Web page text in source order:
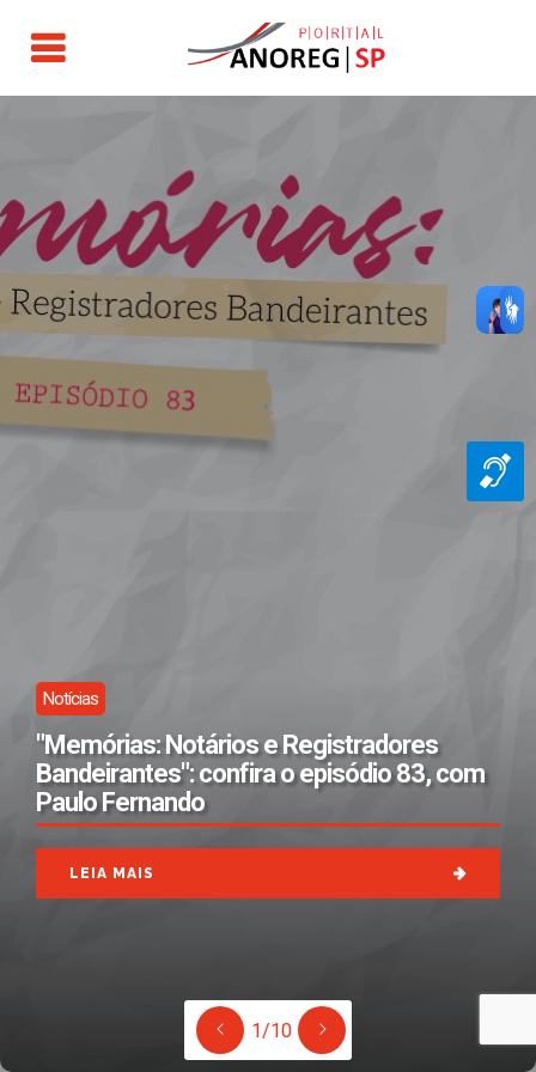
Notícias
"Memórias: Notários e Registradores
Bandeirantes": confira o episódio 83, com
Paulo Fernando
LEIA MAIS
1/10